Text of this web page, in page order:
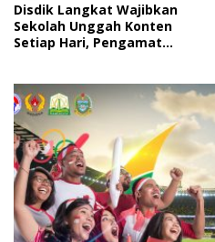
Disdik Langkat Wajibkan
Sekolah Unggah Konten
Setiap Hari, Pengamat